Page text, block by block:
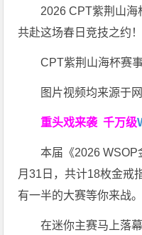
2026 CPT紫荆山海
共赴这场春日竞技之约！
CPT紫荆山海杯赛
图片视频均来源于
重头戏来袭千万级
本届《2026
月31日，共计18枚金戒
有一半的大赛等你来战。
在迷你主赛马上落